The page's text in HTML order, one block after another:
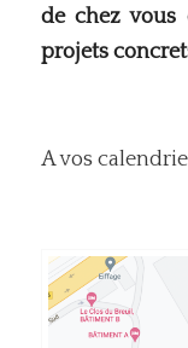
de chez vous
projets
A vos